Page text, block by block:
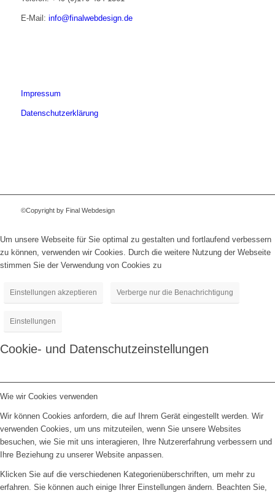
E-Mail: info@finalwebdesign.de
Impressum
Datenschutzerklärung
©Copyright by Final Webdesign
Um unsere Webseite für Sie optimal zu gestalten und fortlaufend verbessern
zu können, verwenden wir Cookies. Durch die weitere Nutzung der Webseite
stimmen Sie der Verwendung von Cookies zu
Einstellungen akzeptieren Verberge nur die Benachrichtigung
Einstellungen
Cookie- und Datenschutzeinstellungen
Wie wir Cookies verwenden
Wir können Cookies anfordern, die auf Ihrem Gerät eingestellt werden. Wir
verwenden Cookies, um uns mitzuteilen, wenn Sie unsere Websites
besuchen, wie Sie mit uns interagieren, Ihre Nutzererfahrung verbessern und
Ihre Beziehung zu unserer Website anpassen.
Klicken Sie auf die verschiedenen Kategorienüberschriften, um mehr zu
erfahren. Sie können auch einige Ihrer Einstellungen ändern. Beachten Sie,